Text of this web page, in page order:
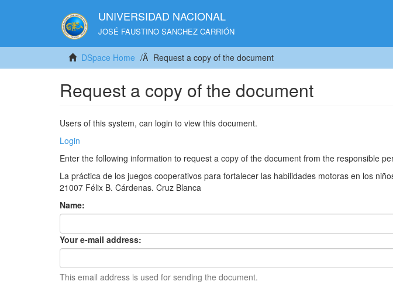
UNIVERSIDAD NACIONAL
JOSÉ FAUSTINO SANCHEZ CARRIÓN
DSpace Home Request a copy of the document
Request a copy of the document
Users of this system, can login to view this document.
Login
Enter the following information to request a copy of the document from the responsible
La práctica de los juegos cooperativos para fortalecer las habilidades motoras en los
21007 Félix B. Cárdenas. Cruz Blanca
Name:
Your e-mail address:
This email address is used for sending the document.